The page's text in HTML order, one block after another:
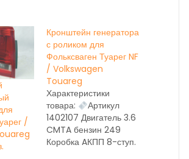
/
Кронштейн генератора
с роликом для
Фольксваген Туарег NF
/ Volkswagen
Touareg
Характеристики
товара:
Артикул
1402107 Двигатель 3.6
CMTA бензин 249
Коробка AКПП 8-ступ.